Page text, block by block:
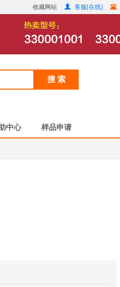
收藏网站 客服[在线]
搜 索
中心 样品申请